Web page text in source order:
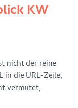
KW
nicht der reine
in die URL-Zeile,
vermutet,